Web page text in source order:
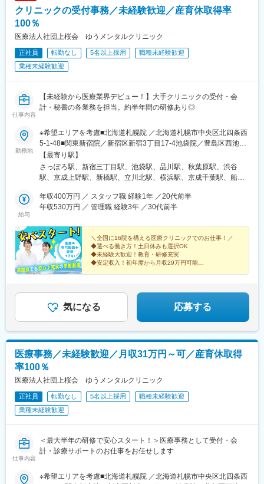
顧客フォローと信頼関係構築に専念できる体制
■サービスの強み
・歯科医院ごとの課題に合わせたカスタマイズ提案が可能
・営業・インストラクター・システムサービスの分業体制で高品
質なサポートを実現
・入社後約1ヶ月：医療業界・製品知識の座学研修
・その後：OJTとして営業同行・ロールプレイングを実施（目安2
※社員同士の距離が近く、相談しやすい環境です。
未経験の方でも、段階的に独り立ちできる育成体制を整えていま
■働き方
・残業月30時間（みなし残業なし）
・フルフレックス制（コアタイムなし）
・平均有給休暇取得日数：12.1日（取得率68.5％／2025年度実
績）
■安心感のある報酬・評価制度
・インセンティブ制度
・賞与年3回支給
・残業代100％支給
・平均3.7％の定期昇給実績
成果とプロセスの両面が評価され、安定した年収アップを目指せ
■会社
1979年創業。歯科医療情報システムの研究開発から販売、導入・
保守までを一貫して手掛けるソフトウェアメーカーです。
全国約6.7万件の歯科医院を対象とした、安定性と成長性のあるマ
ーケットで活躍できます。
変更の範囲：会社の定める業務
クリニックの受付事務／未経験歓迎／産育休取得率
100％
医療法人社団上桜会 ゆうメンタルクリニック
正社員 転勤なし 5名以上採用
職種未経験歓迎
業種未経験歓迎
仕事内容
【未経験から医療業界デビュー！】大手クリニックの受付・会
計・秘書の各業務を担当。約半年間の研修あり◎
勤務地
※希望エリアを考慮■北海道札幌院 ／北海道札幌市中央区北四条西
5-1-48■関東新宿院／新宿区新宿3丁目17-4池袋院／豊島区西池袋
1-15-9品川院／港区港南2-3-1秋葉原院／千代田区神田佐久間町1-
13渋谷院／渋谷区道玄坂1-3-1 ※26年11月リニューアル予定（勤
務開始は10月中旬から）上野院／台東区上野6-16-16新橋院／港
幸1-11-20千葉院／千葉市中央区富士見2-2-3船橋院／船橋市本町7
丁目1-1 ※26年10月開院予定（勤務開始は9月中旬から）大宮院
10-1神戸三宮院／神戸市中央区琴ノ緒町5-4-8京都院／京都市下京
区塩小路通烏丸西入東塩小路町614
【最寄り駅】
さっぽろ駅、新宿三丁目駅、池袋駅、品川駅、秋葉原駅、渋谷
駅、京成上野駅、新橋駅、立川北駅、横浜駅、京成千葉駅、船橋
幌駅、新宿駅(東京メトロ)、高輪ゲートウェイ駅、岩本町駅、神泉
駅、上野駅、汐留駅、立川駅、栄町駅(千葉県)、京成船橋駅、北新
上野御徒町駅、内幸町駅、立川南駅、千葉駅、東海神駅、東梅田
駅、神戸三宮駅(阪神)
給与
年収400万円 ／ スタッフ職 経験1年 ／20代前半
年収530万円 ／ 管理職 経験3年 ／30代前半
＼全国に16院を構える医療クリニックでのお仕事！／
◆選べる働き方！土日休みも選択OK
◆未経験大歓迎！教育・研修充実
◆安定収入！初年度から月収29万円可能
気になる 応募する
医療事務／未経験歓迎／月収31万円～可／産育休取得
率100％
医療法人社団上桜会 ゆうメンタルクリニック
正社員 転勤なし 5名以上採用
職種未経験歓迎
業種未経験歓迎
仕事内容
＜最大半年の研修で安心スタート！＞医療事務として受付・会
計・診療サポートのお仕事をお任せします
※希望エリアを考慮■北海道札幌院 ／北海道札幌市中央区北四条西